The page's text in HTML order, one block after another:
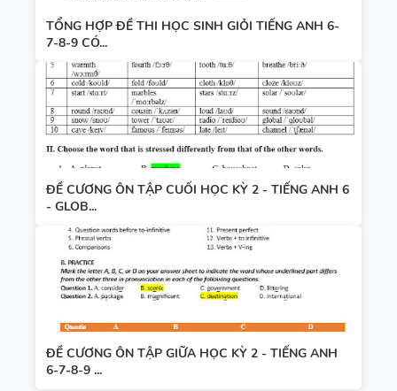
TỔNG HỢP ĐỀ THI HỌC SINH GIỎI TIẾNG ANH 6-
7-8-9 CÓ...
ĐỀ CƯƠNG ÔN TẬP CUỐI HỌC KỲ 2 - TIẾNG ANH 6
- GLOB...
ĐỀ CƯƠNG ÔN TẬP GIỮA HỌC KỲ 2 - TIẾNG ANH
6-7-8-9 ...